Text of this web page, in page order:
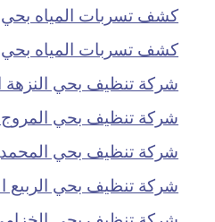
كشف تسربات المياه بحي
كشف تسربات المياه بحي
شركة تنظيف بحي النزهة
شركة تنظيف بحي المروج
شركة تنظيف بحي
شركة تنظيف بحي الربيع